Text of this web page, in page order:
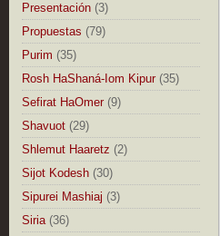
Presentación (3)
Propuestas (79)
Purim (35)
Rosh HaShaná-Iom Kipur (35)
Sefirat HaOmer (9)
Shavuot (29)
Shlemut Haaretz (2)
Sijot Kodesh (30)
Sipurei Mashiaj (3)
Siria (36)